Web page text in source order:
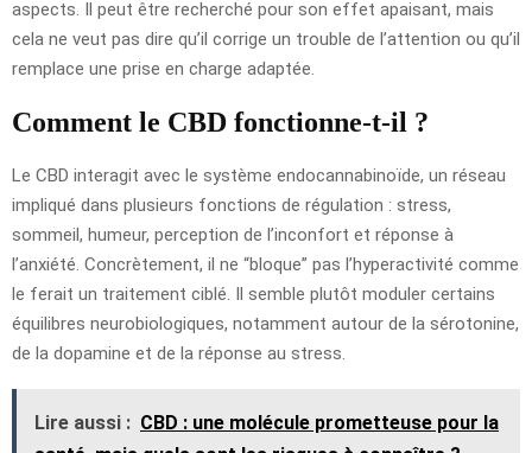
aspects. Il peut être recherché pour son effet apaisant, mais
cela ne veut pas dire qu’il corrige un trouble de l’attention ou qu’il
remplace une prise en charge adaptée.
Comment le CBD fonctionne-t-il ?
Le CBD interagit avec le système endocannabinoïde, un réseau
impliqué dans plusieurs fonctions de régulation : stress,
sommeil, humeur, perception de l’inconfort et réponse à
l’anxiété. Concrètement, il ne “bloque” pas l’hyperactivité comme
le ferait un traitement ciblé. Il semble plutôt moduler certains
équilibres neurobiologiques, notamment autour de la sérotonine,
de la dopamine et de la réponse au stress.
Lire aussi : CBD : une molécule prometteuse pour la